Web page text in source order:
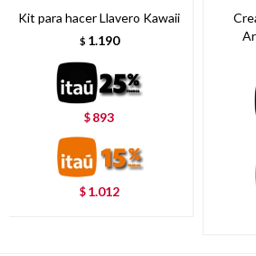
Kit para hacer Llavero Kawaii
$ 1.190
$ 893
$ 1.012